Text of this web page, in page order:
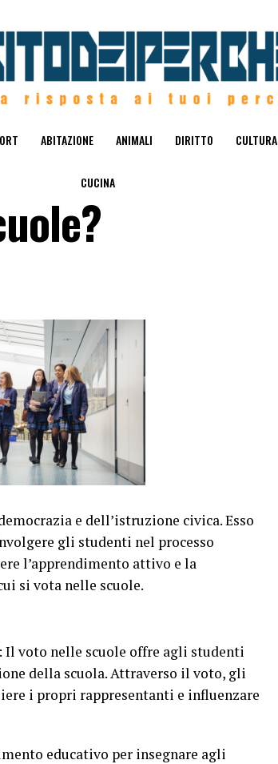
ABITAZIONE ANIMALI DIRITTO CULTURA
CUCINA
e dell’istruzione civica. Esso
gli studenti nel processo
l’apprendimento attivo e la
si vota nelle scuole.
Il voto nelle scuole offre agli studenti
della scuola. Attraverso il voto, gli
i propri rappresentanti e influenzare
educativo per insegnare agli